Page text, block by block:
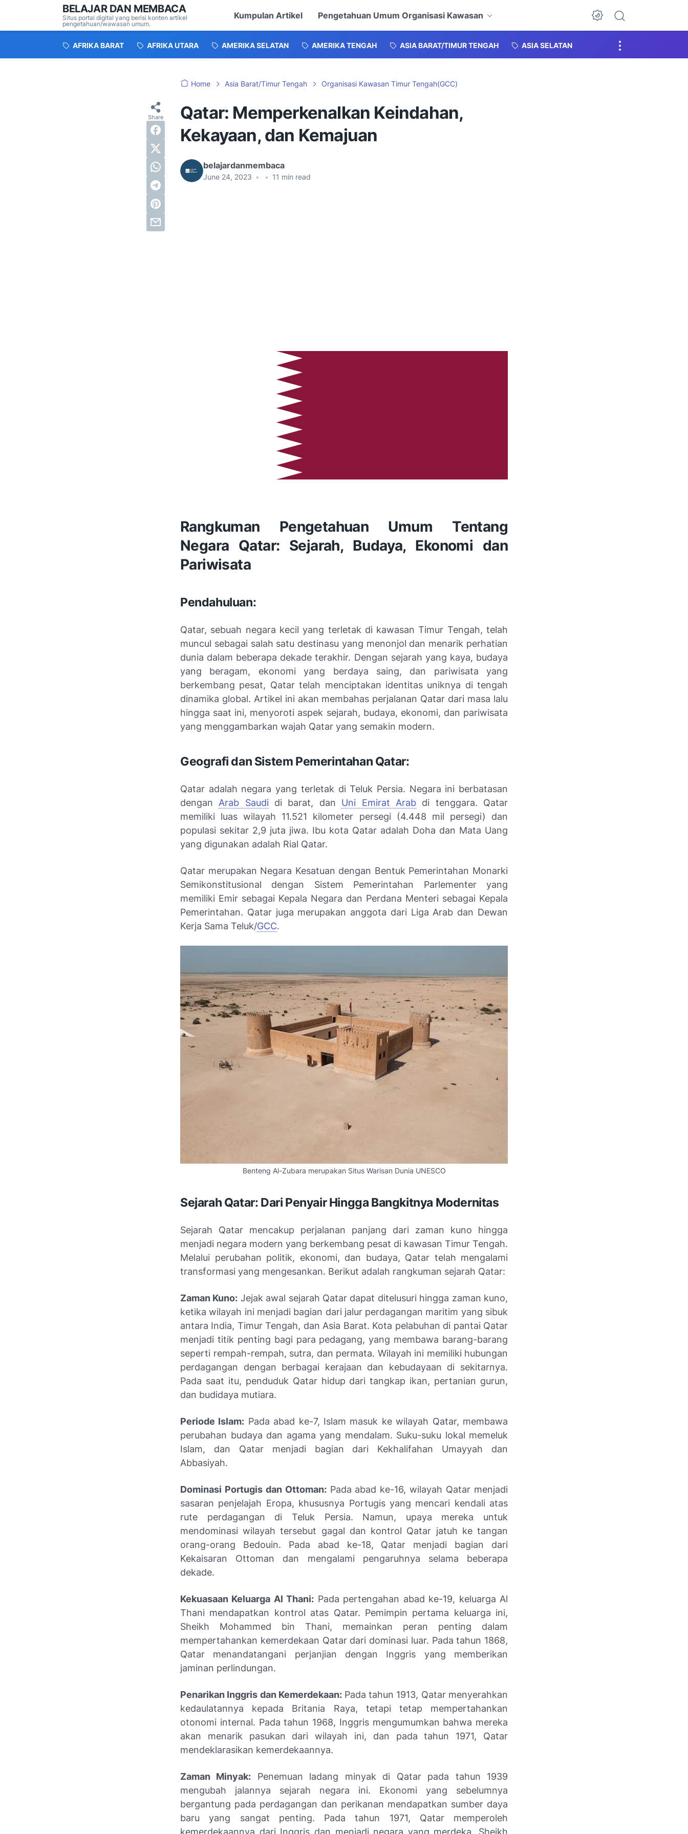
BELAJAR DAN MEMBACA
Situs portal digital yang berisi konten artikel
pengetahuan/wawasan umum.
Kumpulan Artikel Pengetahuan Umum Organisasi Kawasan
Dark Mode
AFRIKA BARAT AFRIKA UTARA AMERIKA SELATAN AMERIKA TENGAH ASIA BARAT/TIMUR TENGAH ASIA SELATAN
Home Asia Barat/Timur Tengah Organisasi Kawasan Timur Tengah(GCC)
Qatar: Memperkenalkan Keindahan,
Kekayaan, dan Kemajuan
belajardanmembaca
June 24, 2023 • • 11 min read
Rangkuman Pengetahuan Umum Tentang
Negara Qatar: Sejarah, Budaya, Ekonomi dan
Pariwisata
Pendahuluan:
Qatar, sebuah negara kecil yang terletak di kawasan Timur Tengah, telah
muncul sebagai salah satu destinasu yang menonjol dan menarik perhatian
dunia dalam beberapa dekade terakhir. Dengan sejarah yang kaya, budaya
yang beragam, ekonomi yang berdaya saing, dan pariwisata yang
berkembang pesat, Qatar telah menciptakan identitas uniknya di tengah
dinamika global. Artikel ini akan membahas perjalanan Qatar dari masa lalu
hingga saat ini, menyoroti aspek sejarah, budaya, ekonomi, dan pariwisata
yang menggambarkan wajah Qatar yang semakin modern.
Geografi dan Sistem Pemerintahan Qatar:
Qatar adalah negara yang terletak di Teluk Persia. Negara ini berbatasan
dengan Arab Saudidi barat, dan Uni Emirat Arabdi tenggara. Qatar
memiliki luas wilayah 11.521 kilometer persegi (4.448 mil persegi) dan
populasi sekitar 2,9 juta jiwa. Ibu kota Qatar adalah Doha dan Mata Uang
yang digunakan adalah Rial Qatar.
Qatar merupakan Negara Kesatuan dengan Bentuk Pemerintahan Monarki
Semikonstitusional dengan Sistem Pemerintahan Parlementer yang
memiliki Emir sebagai Kepala Negara dan Perdana Menteri sebagai Kepala
Pemerintahan. Qatar juga merupakan anggota dari Liga Arab dan Dewan
Kerja Sama Teluk/GCC.
Benteng Al-Zubara merupakan Situs Warisan Dunia UNESCO
Sejarah Qatar: Dari Penyair Hingga Bangkitnya Modernitas
Sejarah Qatar mencakup perjalanan panjang dari zaman kuno hingga
menjadi negara modern yang berkembang pesat di kawasan Timur Tengah.
Melalui perubahan politik, ekonomi, dan budaya, Qatar telah mengalami
transformasi yang mengesankan. Berikut adalah rangkuman sejarah Qatar:
Zaman Kuno: Jejak awal sejarah Qatar dapat ditelusuri hingga zaman kuno,
ketika wilayah ini menjadi bagian dari jalur perdagangan maritim yang sibuk
antara India, Timur Tengah, dan Asia Barat. Kota pelabuhan di pantai Qatar
menjadi titik penting bagi para pedagang, yang membawa barang-barang
seperti rempah-rempah, sutra, dan permata. Wilayah ini memiliki hubungan
perdagangan dengan berbagai kerajaan dan kebudayaan di sekitarnya.
Pada saat itu, penduduk Qatar hidup dari tangkap ikan, pertanian gurun,
dan budidaya mutiara.
Periode Islam: Pada abad ke-7, Islam masuk ke wilayah Qatar, membawa
perubahan budaya dan agama yang mendalam. Suku-suku lokal memeluk
Islam, dan Qatar menjadi bagian dari Kekhalifahan Umayyah dan
Abbasiyah.
Dominasi Portugis dan Ottoman:Pada abad ke-16, wilayah Qatar menjadi
sasaran penjelajah Eropa, khususnya Portugis yang mencari kendali atas
rute perdagangan di Teluk Persia. Namun, upaya mereka untuk
mendominasi wilayah tersebut gagal dan kontrol Qatar jatuh ke tangan
orang-orang Bedouin. Pada abad ke-18, Qatar menjadi bagian dari
Kekaisaran Ottoman dan mengalami pengaruhnya selama beberapa
dekade.
Kekuasaan Keluarga Al Thani: Pada pertengahan abad ke-19, keluarga Al
Thani mendapatkan kontrol atas Qatar. Pemimpin pertama keluarga ini,
Sheikh Mohammed bin Thani, memainkan peran penting dalam
mempertahankan kemerdekaan Qatar dari dominasi luar. Pada tahun 1868,
Qatar menandatangani perjanjian dengan Inggris yang memberikan
jaminan perlindungan.
Penarikan Inggris dan Kemerdekaan: Pada tahun 1913, Qatar menyerahkan
kedaulatannya kepada Britania Raya, tetapi tetap mempertahankan
otonomi internal. Pada tahun 1968, Inggris mengumumkan bahwa mereka
akan menarik pasukan dari wilayah ini, dan pada tahun 1971, Qatar
mendeklarasikan kemerdekaannya.
Zaman Minyak: Penemuan ladang minyak di Qatar pada tahun 1939
mengubah jalannya sejarah negara ini. Ekonomi yang sebelumnya
bergantung pada perdagangan dan perikanan mendapatkan sumber daya
baru yang sangat penting. Pada tahun 1971, Qatar memperoleh
kemerdekaannya dari Inggris dan menjadi negara yang merdeka. Sheikh